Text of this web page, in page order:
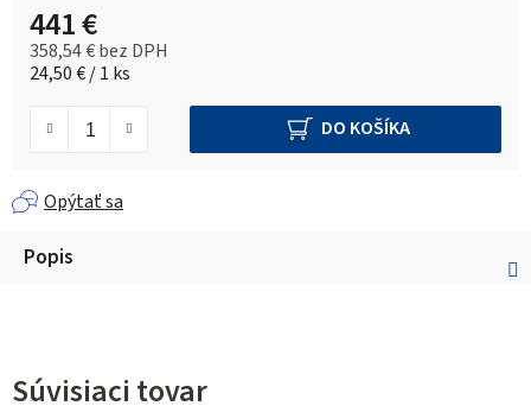
441 €
358,54 € bez DPH
Jednotková cena:
24,50 € / 1 ks
DO KOŠÍKA
Opýtať sa
Popis
Súvisiaci tovar